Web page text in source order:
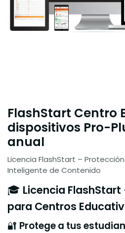
FlashStart Centro
dispositivos Pro-
anual
Licencia FlashStart – Protección
Inteligente de Contenido
🎓 Licencia FlashStart
para Centros
🔐 Protege a tus